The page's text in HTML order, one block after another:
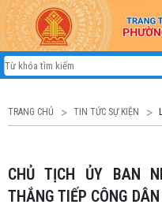
TRANG CHỦ TIN TỨC SỰ KIỆN
CHỦ TỊCH ỦY BAN NHÂN DÂN PHƯỜNG QUYẾT
THẮNG TIẾP CÔNG